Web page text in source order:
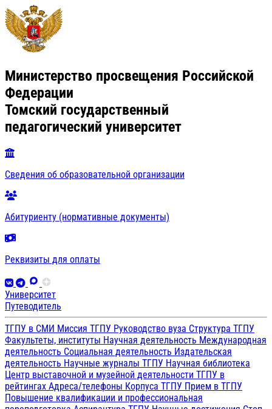
Министерство просвещения Российской
Федерации
Томский государственный
педагогический университет
Сведения об образовательной организации
Абитуриенту (нормативные документы)
Реквизиты для оплаты
Университет
Путеводитель
ТГПУ в СМИ Миссия ТГПУ Руководство вуза Структура ТГПУ
Факультеты, институты Научная деятельность Международная
деятельность Социальная деятельность Издательская
деятельность Научные журналы ТГПУ Научная библиотека
Центр выставочной и музейной деятельности ТГПУ в
рейтингах Адреса/телефоны Корпуса ТГПУ Прием в ТГПУ
Повышение квалификации и профессиональная